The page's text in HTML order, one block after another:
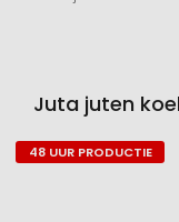
Juta juten
Naar
48 UUR PRODUCTIE